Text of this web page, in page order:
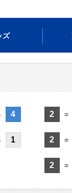
ズ
4
1
2 =
2 =
2 =